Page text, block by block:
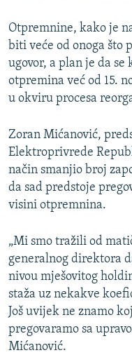
TRI DECENIJE OD RATA U
SVE KARTE DEJTONA
NASTANAK I RASPAD
Otpremnine, kako je
biti veće od onoga
ugovor, a plan je da
otpremina već od 15.
u okviru procesa
Zoran Mićanović,
Elektroprivrede
način smanjio broj
da sad predstoje
visini otpremnina.
„Mi smo tražili od
generalnog direktora
nivou mješovitog
staža uz nekakve
Još uvijek ne znamo
pregovaramo sa
Mićanović.